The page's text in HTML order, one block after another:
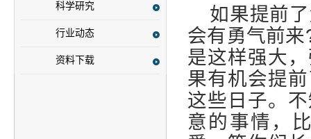
科学研究
行业动态
资料下载
如果提前
会有勇气前来
是这样强大
果有机会提
这些日子。
意的事情，